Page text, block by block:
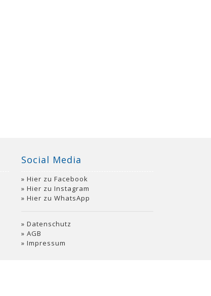
Social Media
Hier zu Facebook
Hier zu Instagram
Hier zu WhatsApp
Datenschutz
AGB
Impressum